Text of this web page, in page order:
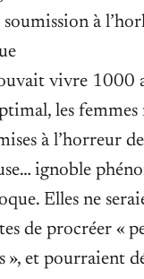
à
vivre 1000
les femmes
à l’horreur
ignoble
Elles ne
de procréer «
», et pourraient